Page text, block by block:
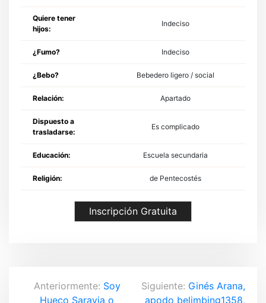
Quiere tener
hijos:
Indeciso
¿Fumo? Indeciso
¿Bebo? Bebedero ligero / social
Relación: Apartado
Dispuesto a
trasladarse:
Es complicado
Educación: Escuela secundaria
Religión: de Pentecostés
Inscripción Gratuita
NAnteriormente: Soy
Hueco Saravia o
Siguiente: Ginés Arana,
apodo belimbing1358,